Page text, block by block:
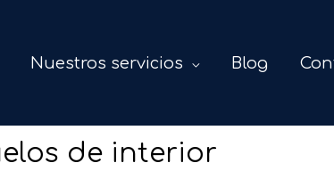
Nuestros servicios Blog
de interior